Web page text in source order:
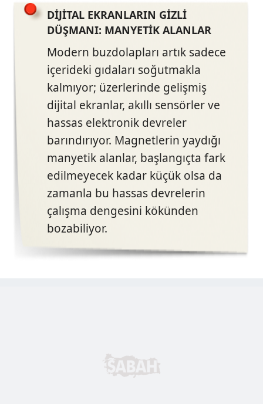
DİJİTAL EKRANLARIN GİZLİ
DÜŞMANI: MANYETİK ALANLAR
Modern buzdolapları artık sadece
içerideki gıdaları soğutmakla
kalmıyor; üzerlerinde gelişmiş
dijital ekranlar, akıllı sensörler ve
hassas elektronik devreler
barındırıyor. Magnetlerin yaydığı
manyetik alanlar, başlangıçta fark
edilmeyecek kadar küçük olsa da
zamanla bu hassas devrelerin
çalışma dengesini kökünden
bozabiliyor.